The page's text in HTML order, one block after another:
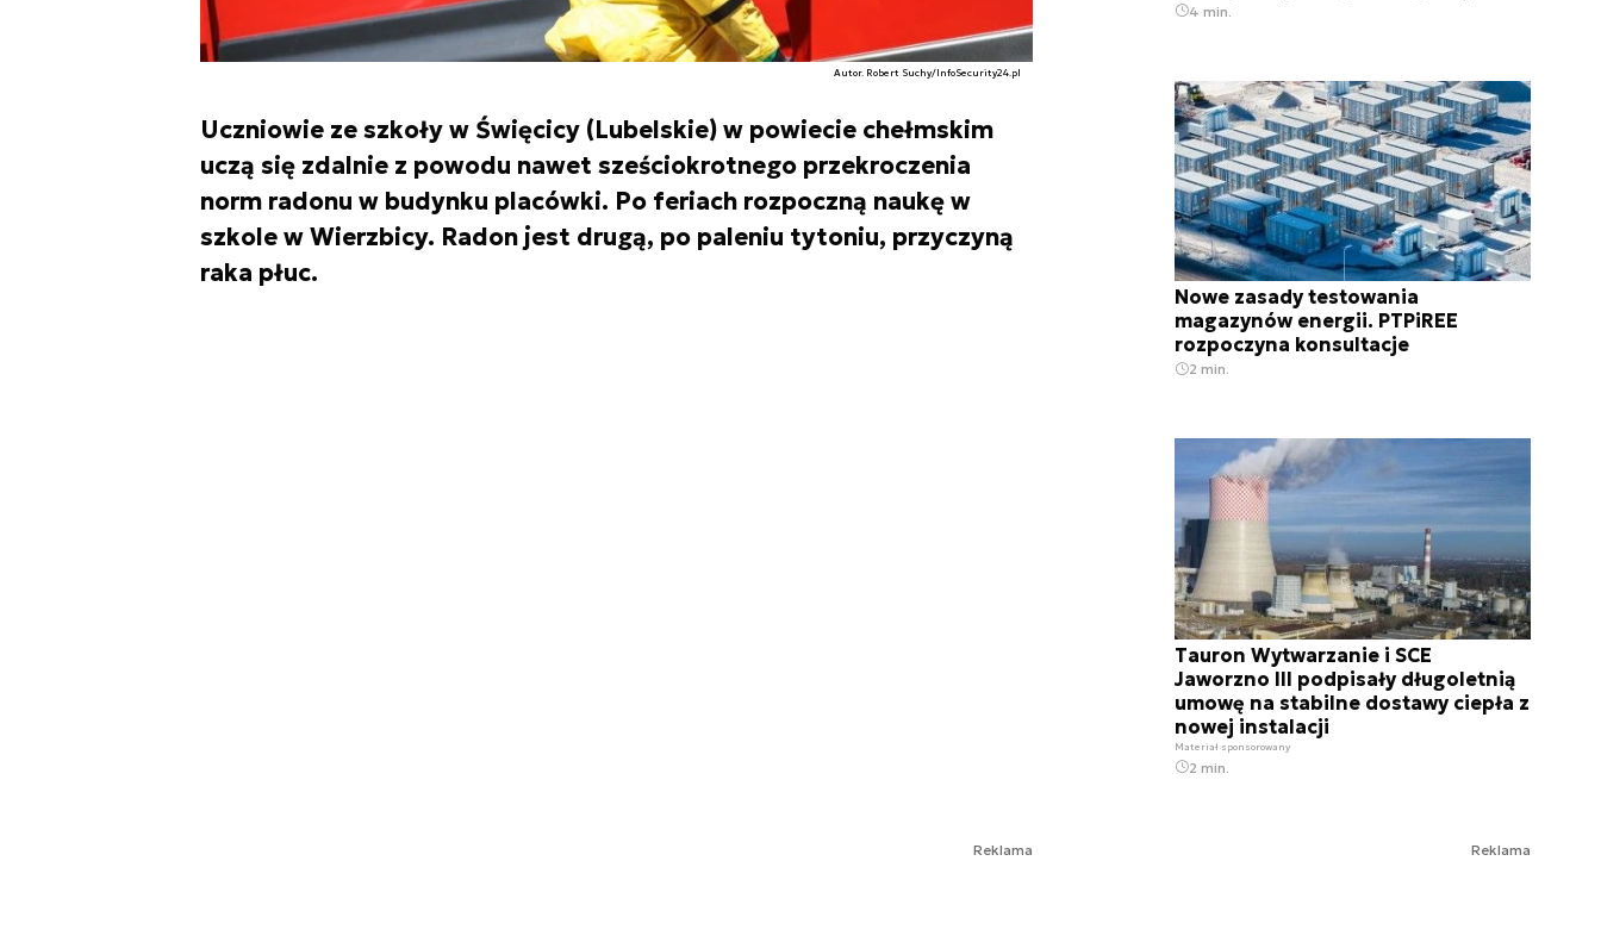
Autor. Robert Suchy/InfoSecurity24.pl
Uczniowie ze szkoły w Święcicy (Lubelskie) w powiecie chełmskim
uczą się zdalnie z powodu nawet sześciokrotnego przekroczenia
norm radonu w budynku placówki. Po feriach rozpoczną naukę w
szkole w Wierzbicy. Radon jest drugą, po paleniu tytoniu, przyczyną
raka płuc.
Reklama
4 min.
Nowe zasady testowania
magazynów energii. PTPiREE
rozpoczyna konsultacje
2 min.
Tauron Wytwarzanie i SCE
Jaworzno III podpisały długoletnią
umowę na stabilne dostawy ciepła z
nowej instalacji
Materiał sponsorowany
2 min.
Reklama